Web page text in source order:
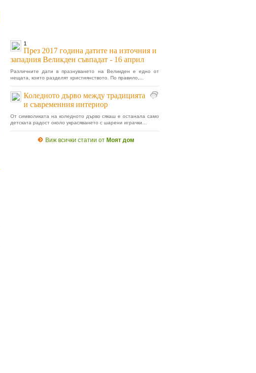
1
През 2017 година датите на източния и
западния Великден съвпадат - 16 април
Различните дати в празнуването на Великден е едно от
нещата, които разделят християнството. По правило,...
Коледното дърво между традицията
и съвременния интериор
От символиката на коледното дърво сякаш е останала само
детската радост около украсяването с шарени играчки...
Виж всички статии от Моят дом